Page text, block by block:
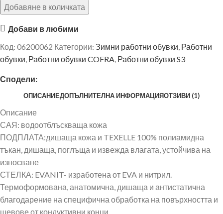
Добавяне в количката
Добави в любими
Код: 06200062 Категории: Зимни работни обувки, Работни
обувки, Работни обувки COFRA, Работни обувки S3
Сподели:
ОПИСАНИЕДОПЪЛНИТЕЛНА ИНФОРМАЦИЯОТЗИВИ (1)
Описание
САЯ: водоотблъскваща кожа
ПОДПЛАТА:дишаща кожа и TEXELLE 100% полиамидна
тъкан, дишаща, поглъща и извежда влагата, устойчива на
износване
СТЕЛКА: EVANIT- изработена от EVA и нитрил.
Термоформована, анатомична, дишаща и антистатична
благодарение на специфична обработка на повърхността и
шевове от кондуктивни конци.